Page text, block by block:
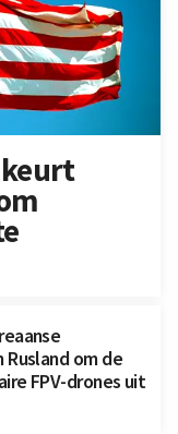
keurt
om de
FPV-drones uit